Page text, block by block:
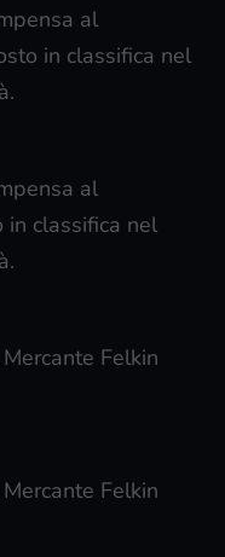
al
in classifica nel
al
classifica nel
Felkin
Felkin